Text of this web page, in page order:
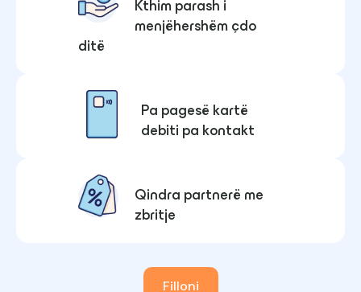
Kthim parash i
menjëhershëm çdo
ditë
Pa pagesë kartë
debiti pa kontakt
Qindra partnerë me
zbritje
Filloni